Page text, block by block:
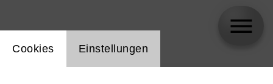
Einstellung Website Cookie
Cookies Einstellungen